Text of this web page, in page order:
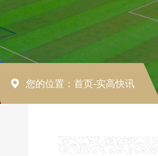
您的位置： 首页-实高快讯